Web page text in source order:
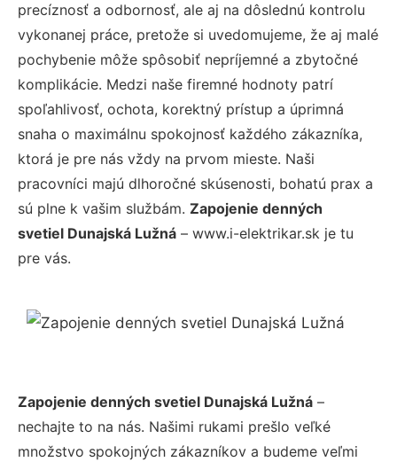
precíznosť a odbornosť, ale aj na dôslednú kontrolu
vykonanej práce, pretože si uvedomujeme, že aj malé
pochybenie môže spôsobiť nepríjemné a zbytočné
komplikácie. Medzi naše firemné hodnoty patrí
spoľahlivosť, ochota, korektný prístup a úprimná
snaha o maximálnu spokojnosť každého zákazníka,
ktorá je pre nás vždy na prvom mieste. Naši
pracovníci majú dlhoročné skúsenosti, bohatú prax a
sú plne k vašim službám. Zapojenie denných
svetiel Dunajská Lužná – www.i-elektrikar.sk je tu
pre vás.
Zapojenie denných svetiel Dunajská Lužná –
nechajte to na nás. Našimi rukami prešlo veľké
množstvo spokojných zákazníkov a budeme veľmi